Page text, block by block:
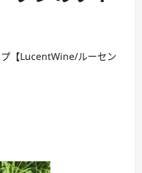
【LucentWine/ルーセン